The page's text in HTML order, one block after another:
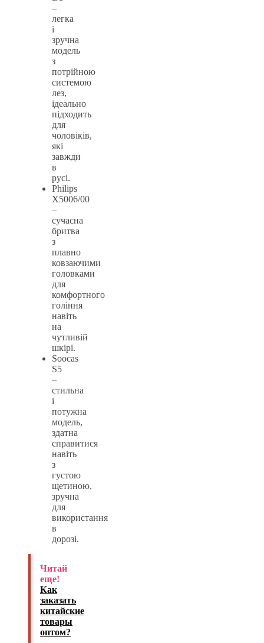
–
легка
і
зручна
модель
з
потрійною
системою
лез,
ідеально
підходить
для
чоловіків,
які
завжди
в
русі.
Philips
X5006/00
–
сучасна
бритва
з
плавно
ковзаючими
головками
для
комфортного
гоління
навіть
на
чутливій
шкірі.
Soocas
S5
–
стильна
і
потужна
модель,
здатна
справитися
навіть
з
густою
щетиною,
зручна
для
використання
в
дорозі.
Читай
еще!
Как
заказать
китайские
товары
оптом?